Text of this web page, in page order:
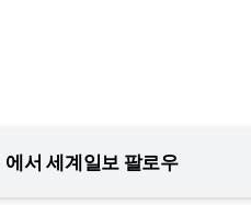
에서 세계일보 팔로우